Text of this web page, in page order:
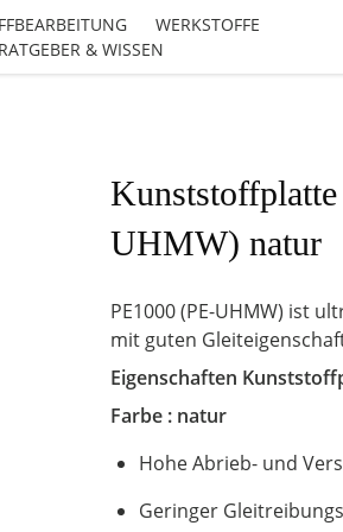
WERKSTOFFE
RATGEBER & WISSEN
UHMW) natur
PE1000 (PE-UHMW) ist
mit guten
Eigenschaften
Farbe : natur
Hohe Abrieb- und
Geringer